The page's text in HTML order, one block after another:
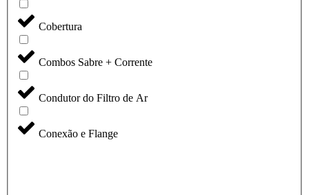
Cobertura
Combos Sabre + Corrente
Condutor do Filtro de Ar
Conexão e Flange